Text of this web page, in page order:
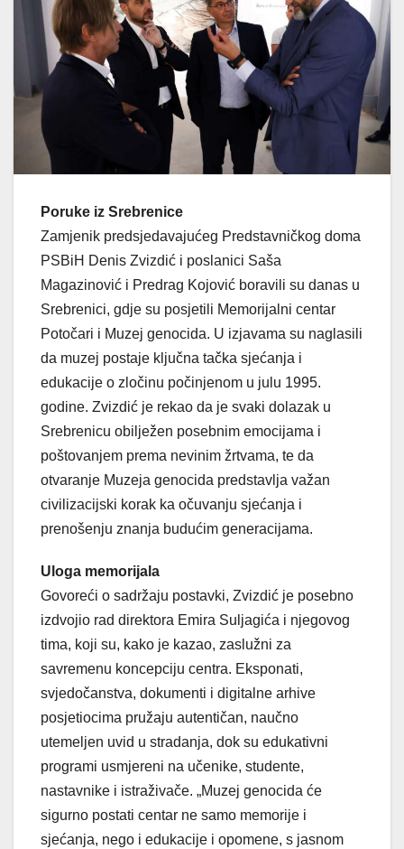
Poruke iz Srebrenice
Zamjenik predsjedavajućeg Predstavničkog doma
PSBiH Denis Zvizdić i poslanici Saša
Magazinović i Predrag Kojović boravili su danas u
Srebrenici, gdje su posjetili Memorijalni centar
Potočari i Muzej genocida. U izjavama su naglasili
da muzej postaje ključna tačka sjećanja i
edukacije o zločinu počinjenom u julu 1995.
godine. Zvizdić je rekao da je svaki dolazak u
Srebrenicu obilježen posebnim emocijama i
poštovanjem prema nevinim žrtvama, te da
otvaranje Muzeja genocida predstavlja važan
civilizacijski korak ka očuvanju sjećanja i
prenošenju znanja budućim generacijama.
Uloga memorijala
Govoreći o sadržaju postavki, Zvizdić je posebno
izdvojio rad direktora Emira Suljagića i njegovog
tima, koji su, kako je kazao, zaslužni za
savremenu koncepciju centra. Eksponati,
svjedočanstva, dokumenti i digitalne arhive
posjetiocima pružaju autentičan, naučno
utemeljen uvid u stradanja, dok su edukativni
programi usmjereni na učenike, studente,
nastavnike i istraživače. „Muzej genocida će
sigurno postati centar ne samo memorije i
sjećanja, nego i edukacije i opomene, s jasnom